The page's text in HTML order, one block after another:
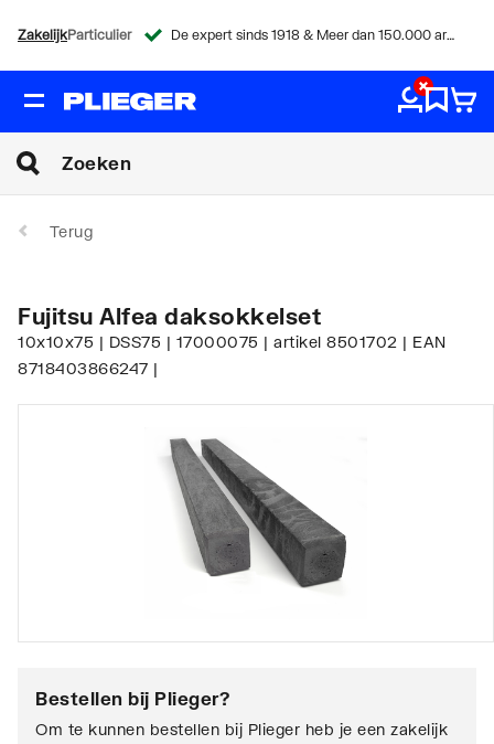
ZakelijkParticulier De expert sinds 1918 & Meer dan 150.000 artikelen
Terug
Fujitsu Alfea daksokkelset
10x10x75 | DSS75 | 17000075 | artikel 8501702 | EAN
8718403866247 |
Bestellen bij Plieger?
Om te kunnen bestellen bij Plieger heb je een zakelijk